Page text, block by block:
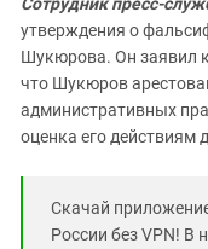
утверждения о
Шукюрова. Он заявил
что Шукюров
административных
оценка его действиям
Скачай
России без VPN! В